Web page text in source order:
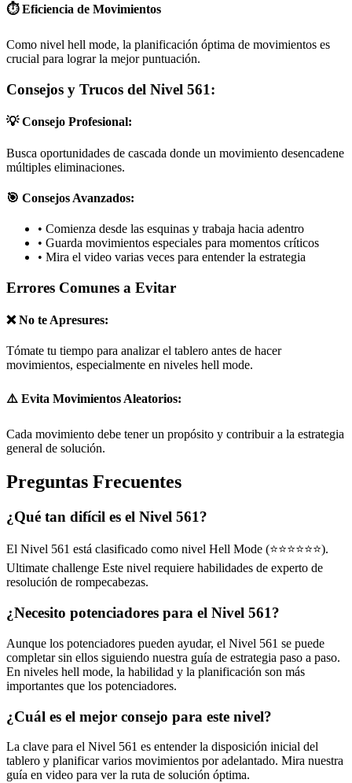
⏱️ Eficiencia de Movimientos
Como nivel hell mode, la planificación óptima de movimientos es
crucial para lograr la mejor puntuación.
Consejos y Trucos del Nivel 561:
💡 Consejo Profesional:
Busca oportunidades de cascada donde un movimiento desencadene
múltiples eliminaciones.
🎯 Consejos Avanzados:
• Comienza desde las esquinas y trabaja hacia adentro
• Guarda movimientos especiales para momentos críticos
• Mira el video varias veces para entender la estrategia
Errores Comunes a Evitar
❌ No te Apresures:
Tómate tu tiempo para analizar el tablero antes de hacer
movimientos, especialmente en niveles hell mode.
⚠️ Evita Movimientos Aleatorios:
Cada movimiento debe tener un propósito y contribuir a la estrategia
general de solución.
Preguntas Frecuentes
¿Qué tan difícil es el Nivel 561?
El Nivel 561 está clasificado como nivel Hell Mode (⭐⭐⭐⭐⭐⭐).
Ultimate challenge Este nivel requiere habilidades de experto de
resolución de rompecabezas.
¿Necesito potenciadores para el Nivel 561?
Aunque los potenciadores pueden ayudar, el Nivel 561 se puede
completar sin ellos siguiendo nuestra guía de estrategia paso a paso.
En niveles hell mode, la habilidad y la planificación son más
importantes que los potenciadores.
¿Cuál es el mejor consejo para este nivel?
La clave para el Nivel 561 es entender la disposición inicial del
tablero y planificar varios movimientos por adelantado. Mira nuestra
guía en video para ver la ruta de solución óptima.